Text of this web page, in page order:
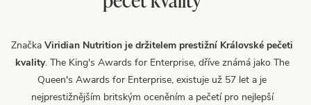
Značka Viridian Nutrition je držitelem prestižní Královské pečeti
kvality. The King's Awards for Enterprise, dříve známá jako The
Queen's Awards for Enterprise, existuje už 57 let a je
nejprestižnějším britským oceněním a pečetí pro nejlepší